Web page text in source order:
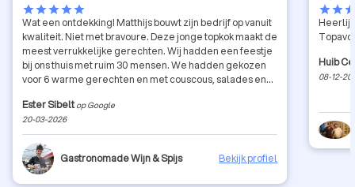
starstarstarstarstar
Wat een ontdekking! Matthijs bouwt zijn bedrijf op vanuit
kwaliteit. Niet met bravoure. Deze jonge topkok maakt de
meest verrukkelijke gerechten. Wij hadden een feestje
bij ons thuis met ruim 30 mensen. We hadden gekozen
voor 6 warme gerechten en met couscous, salades en
aandacht bereid. Onze gasten waren echt zeer verrast!
Heet gebracht en met de warmtepotjes bleef het heel
lang warm. We hebben zelf voor de wijn gezorgd, dus
daar kan ik niks over zeggen maar ik heb er wel een idee
bij gezien het heerlijke eten... We hadden ook statafels
en wijnglazen gevraagd en deze werden keurig
Ester Sibelt op Google
20-03-2026
Gastronomade Wijn & Spijs Bekijk profiel
starstar
Huib
08-12-